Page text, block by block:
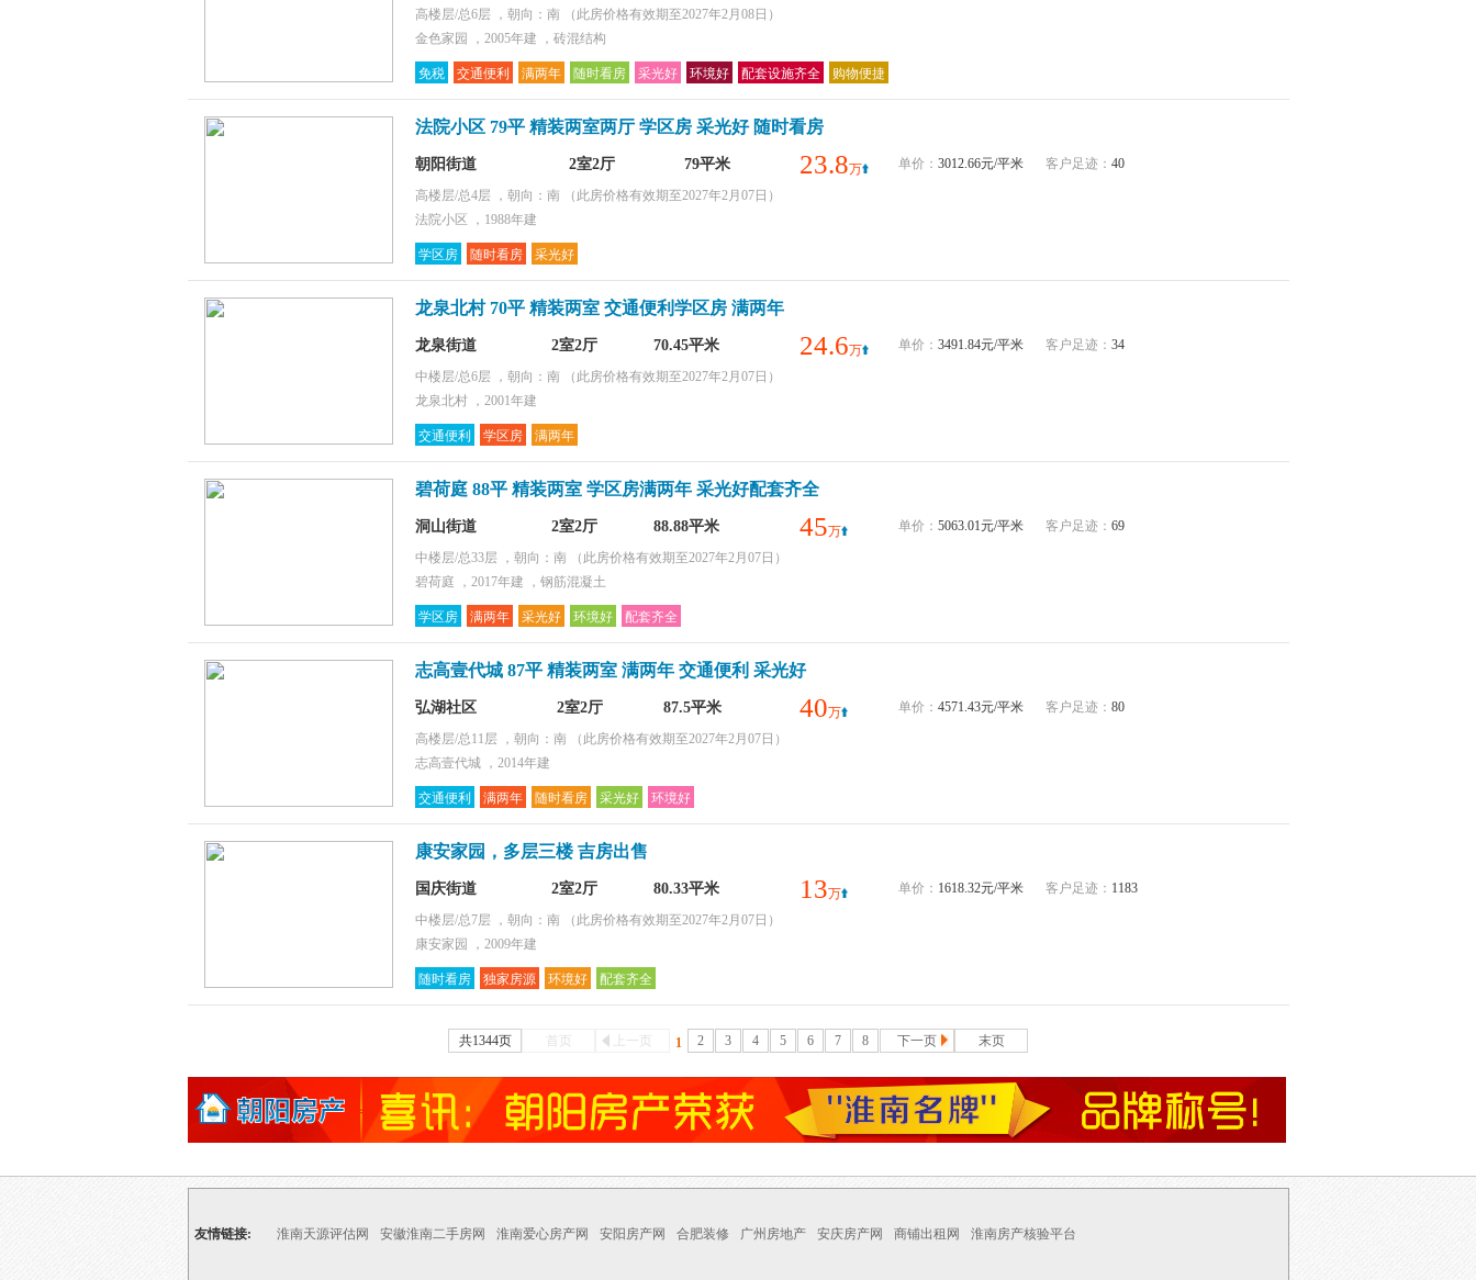
高楼层/总6层 ，朝向：南
（此房价格有效期至2027年2月08日）
金色家园 ，2005年建 ，砖混结构
免税 交通便利 满两年 随时看房 采光好 环境好 配套设施齐全 购物便捷
法院小区 79平 精装两室两厅 学区房 采光好 随时看房
朝阳街道 2室2厅 79平米 23.8万 单价： 3012.66元/平米 客户足迹： 40
高楼层/总4层 ，朝向：南
（此房价格有效期至2027年2月07日）
法院小区 ，1988年建
学区房 随时看房 采光好
龙泉北村 70平 精装两室 交通便利学区房 满两年
龙泉街道 2室2厅 70.45平米 24.6万 单价： 3491.84元/平米 客户足迹： 34
中楼层/总6层 ，朝向：南
（此房价格有效期至2027年2月07日）
龙泉北村 ，2001年建
交通便利 学区房 满两年
碧荷庭 88平 精装两室 学区房满两年 采光好配套齐全
洞山街道 2室2厅 88.88平米 45万 单价： 5063.01元/平米 客户足迹： 69
中楼层/总33层 ，朝向：南
（此房价格有效期至2027年2月07日）
碧荷庭 ，2017年建 ，钢筋混凝土
学区房 满两年 采光好 环境好 配套齐全
志高壹代城 87平 精装两室 满两年 交通便利 采光好
弘湖社区 2室2厅 87.5平米 40万 单价： 4571.43元/平米 客户足迹： 80
高楼层/总11层 ，朝向：南
（此房价格有效期至2027年2月07日）
志高壹代城 ，2014年建
交通便利 满两年 随时看房 采光好 环境好
康安家园，多层三楼 吉房出售
国庆街道 2室2厅 80.33平米 13万 单价： 1618.32元/平米 客户足迹： 1183
中楼层/总7层 ，朝向：南
（此房价格有效期至2027年2月07日）
康安家园 ，2009年建
随时看房 独家房源 环境好 配套齐全
共1344页 首页 上一页 1 2 3 4 5 6 7 8 下一页 末页
友情链接: 淮南天源评估网 安徽淮南二手房网 淮南爱心房产网 安阳房产网 合肥装修 广州房地产 安庆房产网 商铺出租网 淮南房产核验平台